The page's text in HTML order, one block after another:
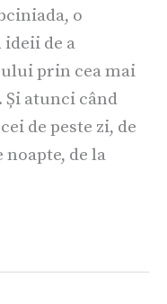
o
de a
prin cea mai
atunci când
de peste zi, de
de la